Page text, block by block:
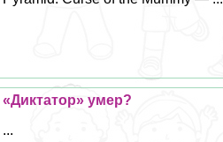
«Диктатор» умер?
...